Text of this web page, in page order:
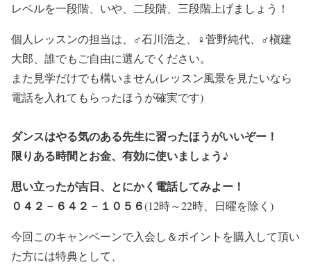
レベルを一段階、いや、二段階、三段階上げましょう！
個人レッスンの担当は、♂石川浩之、♀菅野純代、♂槇建
大郎、誰でもご自由に選んでください。
また見学だけでも構いません(レッスン風景を見たいなら
電話を入れてもらったほうが確実です)
ダンスはやる気のある先生に習ったほうがいいぞー！
限りある時間とお金、有効に使いましょう♪
思い立ったが吉日、とにかく電話してみよー！
０４２－６４２－１０５６(12時～22時、日曜を除く)
今回このキャンペーンで入会し＆ポイントを購入して頂い
た方には特典として、